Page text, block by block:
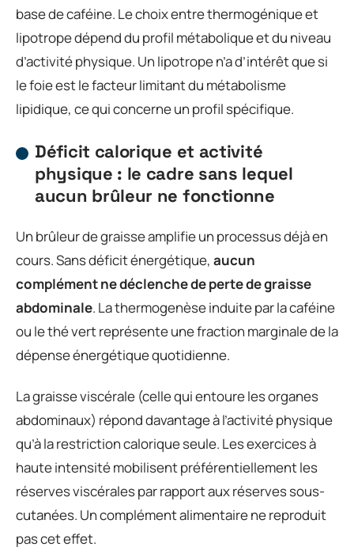
base de caféine. Le choix entre thermogénique et
lipotrope dépend du profil métabolique et du niveau
d’activité physique. Un lipotrope n’a d’intérêt que si
le foie est le facteur limitant du métabolisme
lipidique, ce qui concerne un profil spécifique.
Déficit calorique et activité
physique : le cadre sans lequel
aucun brûleur ne fonctionne
Un brûleur de graisse amplifie un processus déjà en
cours. Sans déficit énergétique, aucun
complément ne déclenche de perte de graisse
abdominale. La thermogenèse induite par la caféine
ou le thé vert représente une fraction marginale de la
dépense énergétique quotidienne.
La graisse viscérale (celle qui entoure les organes
abdominaux) répond davantage à l’activité physique
qu’à la restriction calorique seule. Les exercices à
haute intensité mobilisent préférentiellement les
réserves viscérales par rapport aux réserves sous-
cutanées. Un complément alimentaire ne reproduit
pas cet effet.